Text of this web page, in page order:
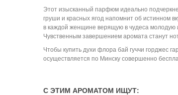
Этот изысканный парфюм идеально
груши и красных ягод напомнит об истинном
в каждой женщине верящую в чудеса молодую
Чувственным завершением аромата станут
Чтобы купить духи флора бай гуччи горджес
осуществляется по Минску совершенно
С ЭТИМ АРОМАТОМ ИЩУТ: